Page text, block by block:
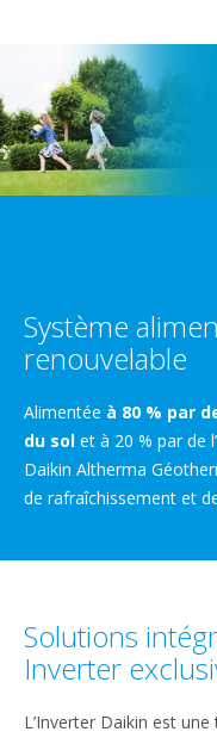
Système
renouvelable
Alimentée à 80 % par
du sol et à 20 % par de
Daikin Altherma
de rafraîchissement et
Solutions
Inverter
L’Inverter Daikin est